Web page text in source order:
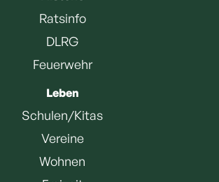
Ratsinfo
DLRG
Feuerwehr
Leben
Schulen/Kitas
Vereine
Wohnen